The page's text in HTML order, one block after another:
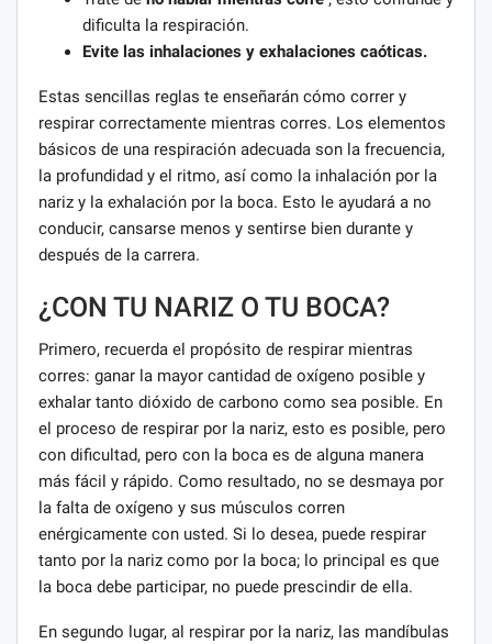
dificulta la respiración.
Evite las inhalaciones y exhalaciones caóticas.
Estas sencillas reglas te enseñarán cómo correr y
respirar correctamente mientras corres. Los elementos
básicos de una respiración adecuada son la frecuencia,
la profundidad y el ritmo, así como la inhalación por la
nariz y la exhalación por la boca. Esto le ayudará a no
conducir, cansarse menos y sentirse bien durante y
después de la carrera.
¿CON TU NARIZ O TU BOCA?
Primero, recuerda el propósito de respirar mientras
corres: ganar la mayor cantidad de oxígeno posible y
exhalar tanto dióxido de carbono como sea posible. En
el proceso de respirar por la nariz, esto es posible, pero
con dificultad, pero con la boca es de alguna manera
más fácil y rápido. Como resultado, no se desmaya por
la falta de oxígeno y sus músculos corren
enérgicamente con usted. Si lo desea, puede respirar
tanto por la nariz como por la boca; lo principal es que
la boca debe participar, no puede prescindir de ella.
En segundo lugar, al respirar por la nariz, las mandíbulas